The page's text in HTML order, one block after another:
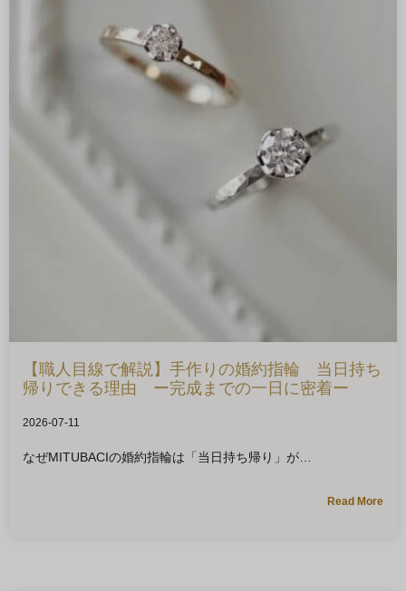
【職人目線で解説】手作りの婚約指輪 当日持ち
帰りできる理由 ー完成までの一日に密着ー
2026-07-11
なぜMITUBACIの婚約指輪は「当日持ち帰り」が
Read More